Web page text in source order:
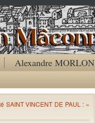
Alexandre MORLON
SAINT VINCENT DE PAUL : «